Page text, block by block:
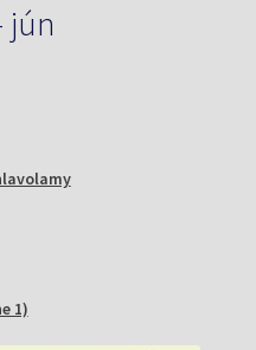
jún
1)